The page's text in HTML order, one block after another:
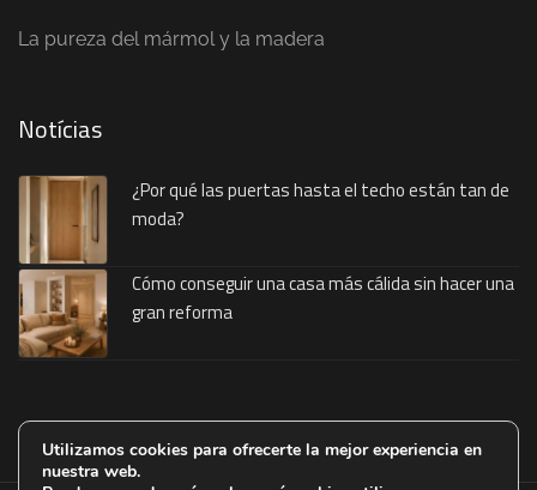
La pureza del mármol y la madera
Notícias
¿Por qué las puertas hasta el techo están tan de
moda?
Cómo conseguir una casa más cálida sin hacer una
gran reforma
Utilizamos cookies para ofrecerte la mejor experiencia en
nuestra web.